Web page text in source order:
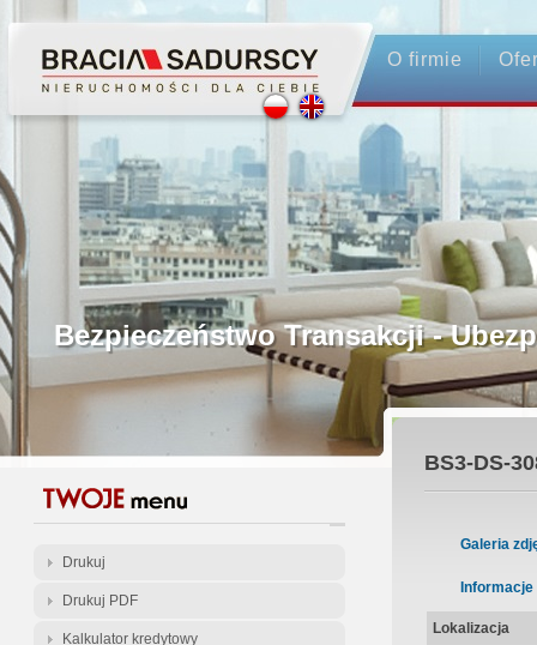
O firmie
Profesjonalne Pośrednictwo
Bezpieczeństwo Transakcji -
Licencjonowani Pośrednicy
Gwarancja Zwrotu Zadatku
Gratis - Przedwstępna Umowa
Drukuj
Drukuj PDF
Kalkulator kredytowy
BS3-DS-
Galeria
Informacje
Lokalizacja